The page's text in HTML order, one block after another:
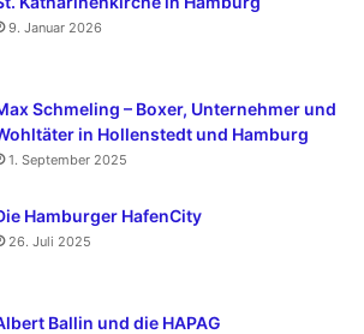
9. Januar 2026
Schmeling – Boxer, Unternehmer und
in Hollenstedt und Hamburg
1. September 2025
Hamburger HafenCity
26. Juli 2025
Ballin und die HAPAG